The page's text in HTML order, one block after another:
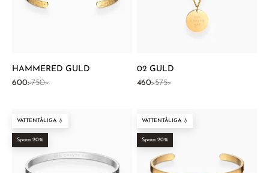
HAMMERED GULD
REA-pris
600:-Pris
750:-
02 GULD
REA-pris
460:-Pris
575:-
VATTENTÅLIGA 💧
Spara 20%
VATTENTÅLIGA 💧
Spara 20%